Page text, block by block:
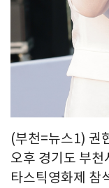
(부천=뉴스1) 권
오후 경기도 부
타스틱영화제 참